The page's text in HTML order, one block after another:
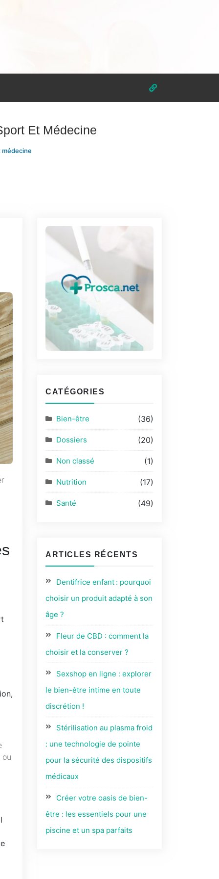
Et Médecine
CATÉGORIES
Bien-être (36)
Dossiers (20)
Non classé (1)
Nutrition (17)
Santé (49)
ARTICLES RÉCENTS
Dentifrice enfant : pourquoi
choisir un produit adapté à son
âge ?
Fleur de CBD : comment la
choisir et la conserver ?
Sexshop en ligne : explorer
le bien-être intime en toute
discrétion !
Stérilisation au plasma froid
: une technologie de pointe
pour la sécurité des dispositifs
médicaux
Créer votre oasis de bien-
être : les essentiels pour une
piscine et un spa parfaits